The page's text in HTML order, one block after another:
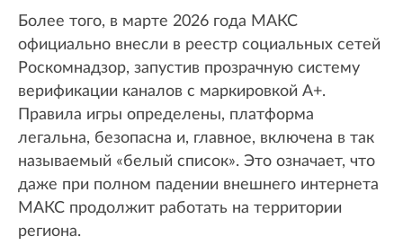
Более того, в марте 2026 года МАКС
официально внесли в реестр социальных сетей
Роскомнадзор, запустив прозрачную систему
верификации каналов с маркировкой А+.
Правила игры определены, платформа
легальна, безопасна и, главное, включена в так
называемый «белый список». Это означает, что
даже при полном падении внешнего интернета
МАКС продолжит работать на территории
региона.